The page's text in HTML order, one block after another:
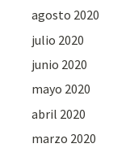
agosto 2020
julio 2020
junio 2020
mayo 2020
abril 2020
marzo 2020